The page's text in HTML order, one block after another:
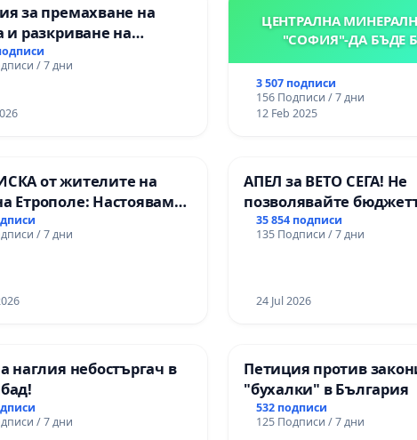
за премахване на
и разкриване на
сърце на
могила във
/ 7 дни
ЦЕНТРАЛНА
"СОФИЯ"-ДА БЪДЕ
3 507 подписи
156 Подписи / 7 дни
12 Feb 2025
от жителите на
Етрополе: Настояваме
гаранции от “Елаците-
и от държавата, че ще
/ 7 дни
АПЕЛ за ВЕТО СЕГА! Не
позволявайте
Радев да открадне
правата ни в тъмното
35 854 подписи
135 Подписи / 7 дни
24 Jul 2026
наглия небостъргач в
/ 7 дни
Петиция против
"бухалки" в България
532 подписи
125 Подписи / 7 дни